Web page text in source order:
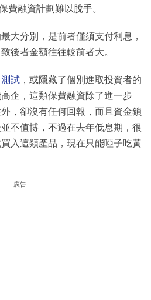
費融資計劃難以脫手。
大分別，是前者僅須支付利息，
後者金額往往較前者大。
試 ，或隱藏了個別進取投資者的
企，這類保費融資除了進一步
，卻沒有任何回報，而且資金鎖
不值博，不過在去年低息期，很
入這類產品，現在只能啞子吃黃
廣告